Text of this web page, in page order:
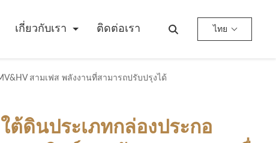
เกี่ยวกับเรา ติดต่อเรา ไทย
สามเฟส พลังงานที่สามารถปรับปรุงได้
ต้ดินประเภทกล่องประกอ